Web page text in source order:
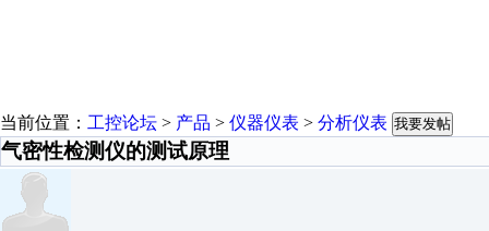
当前位置： 工控论坛 > 产品 > 仪器仪表 > 分析仪表 我要发帖
气密性检测仪的测试原理